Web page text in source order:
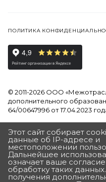
ПОЛИТИКА
© 2011-2026 ООО
дополнительного
64/00647996 от 17.04.2023
Продолжая использовать
обработку файлов
данных, в
персональных данных
Разработан в Агентстве
Этот сайт собирает
данные об IP-адресе и
местоположении
Дальнейшее
означает ваше
обработку таких
полученияПОЛУЧИТЬ ПОДАРОК